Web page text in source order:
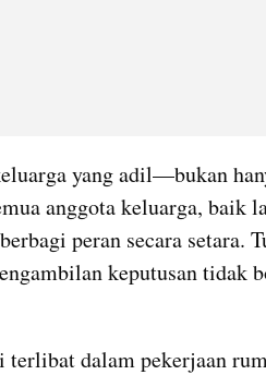
yang adil—bukan
anggota keluarga, baik
peran secara setara.
keputusan tidak
dalam pekerjaan